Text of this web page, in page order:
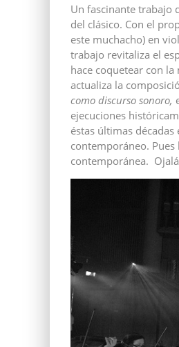
Un fascinante trabajo
del clásico. Con el
este muchacho) en
trabajo revitaliza el
hace coquetear con
actualiza la
como discurso sonoro,
ejecuciones
éstas últimas
contemporáneo.
contemporánea.